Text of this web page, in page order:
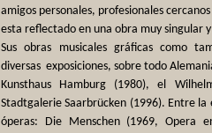
amigos personales, profesionales
esta reflectado en una obra muy singular
Sus obras musicales gráficas como
diversas exposiciones, sobre todo
Kunsthaus Hamburg (1980), el
Stadtgalerie Saarbrücken (1996). Entre
óperas: Die Menschen (1969, Opera